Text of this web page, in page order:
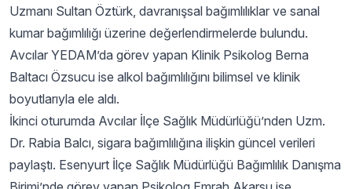
Uzmanı Sultan Öztürk, davranışsal bağımlılıklar ve sanal
kumar bağımlılığı üzerine değerlendirmelerde bulundu.
Avcılar YEDAM’da görev yapan Klinik Psikolog Berna
Baltacı Özsucu ise alkol bağımlılığını bilimsel ve klinik
boyutlarıyla ele aldı.
İkinci oturumda Avcılar İlçe Sağlık Müdürlüğü’nden Uzm.
Dr. Rabia Balcı, sigara bağımlılığına ilişkin güncel verileri
paylaştı. Esenyurt İlçe Sağlık Müdürlüğü Bağımlılık Danışma